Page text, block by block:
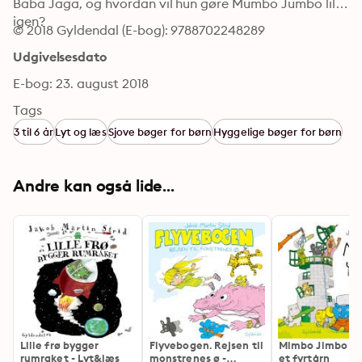
Baba Jaga, og hvordan vil hun gøre Mumbo Jumbo lille
igen?
© 2018 Gyldendal (E-bog): 9788702248289
Udgivelsesdato
E-bog: 23. august 2018
Tags
3 til 6 årLyt og læsSjove bøger for børnHyggelige bøger for børn
Andre kan også lide...
Lille frø bygger
rumraket - Lyt&læs
Flyvebogen. Rejsen til
monstrenes ø -
Mimbo Jimbo
et fyrtårn